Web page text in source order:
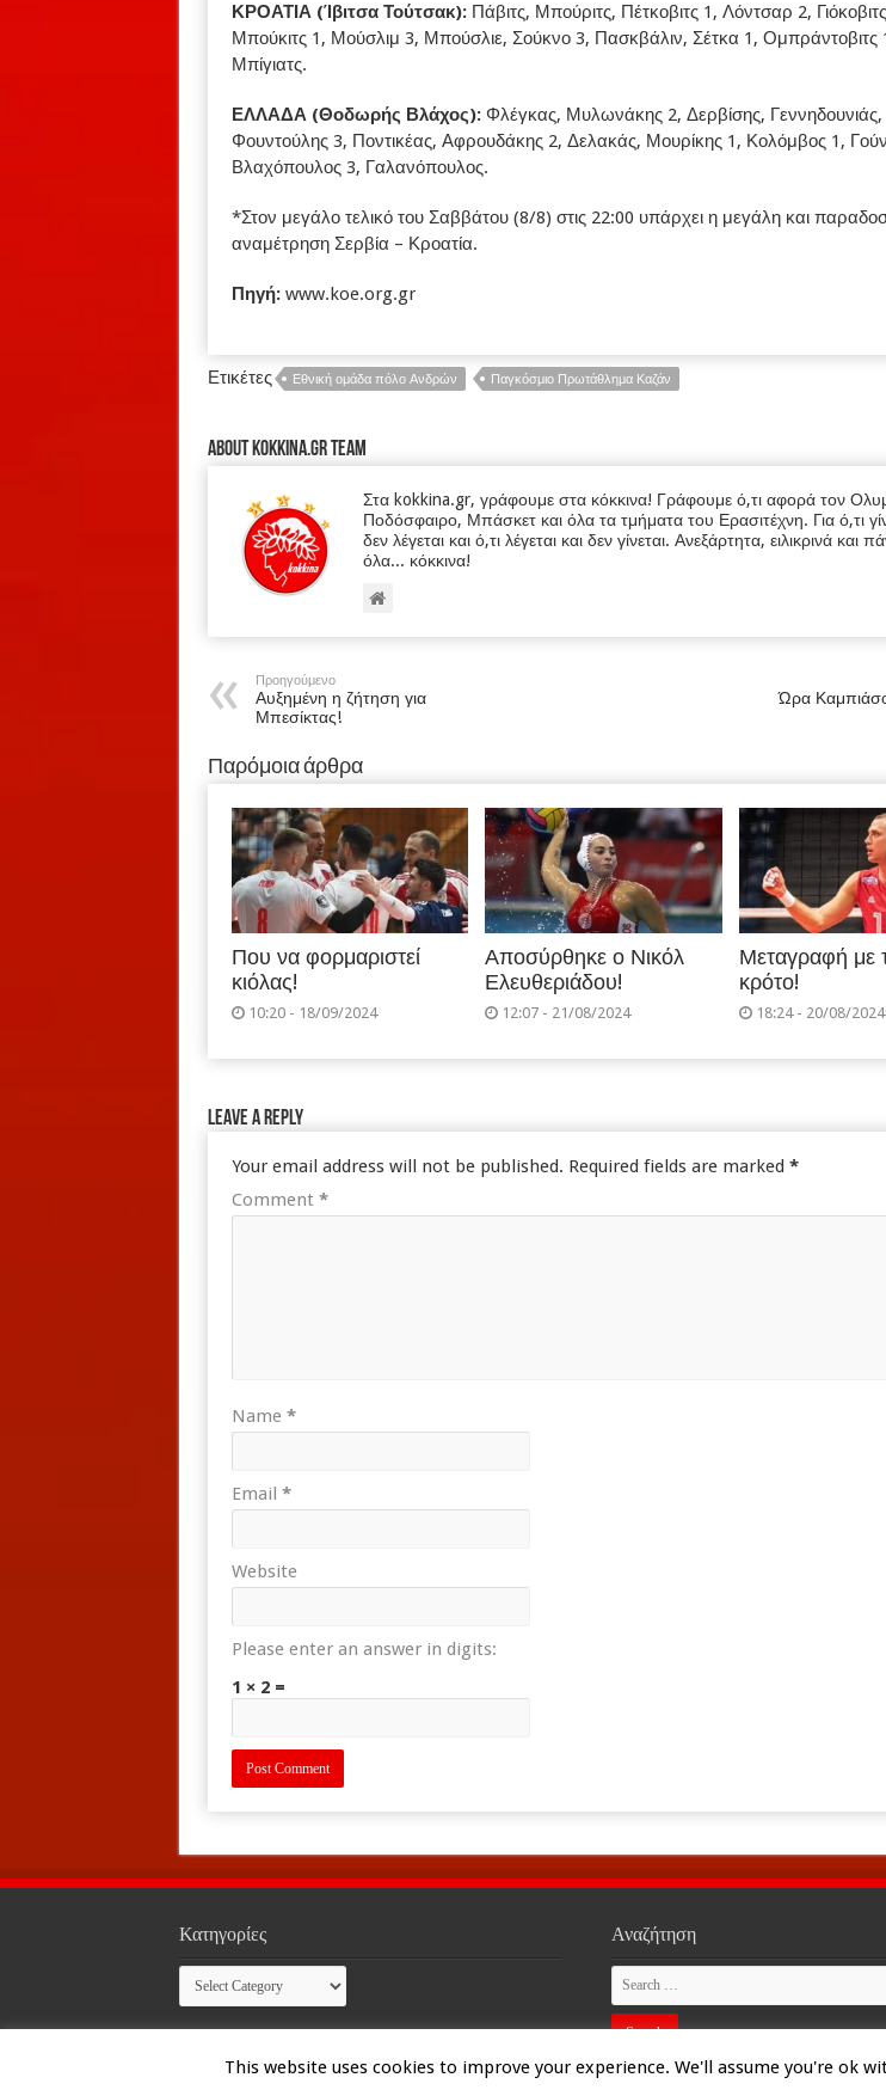
ΚΡΟΑΤΙΑ (Ίβιτσα Τούτσακ):Πάβιτς, Μπούριτς, Πέτκοβιτς 1, Λόντσαρ 2,
Μπούκιτς 1, Μούσλιμ 3, Μπούσλιε, Σούκνο 3, Πασκβάλιν, Σέτκα 1, Ομπράντοβιτς
Μπίγιατς.
ΕΛΛΑΔΑ (Θοδωρής Βλάχος):Φλέγκας, Μυλωνάκης 2, Δερβίσης, Γεννηδουνιάς,
Φουντούλης 3, Ποντικέας, Αφρουδάκης 2, Δελακάς, Μουρίκης 1, Κολόμβος 1,
Βλαχόπουλος 3, Γαλανόπουλος.
*Στον μεγάλο τελικό του Σαββάτου (8/8) στις 22:00 υπάρχει η μεγάλη και
αναμέτρηση Σερβία – Κροατία.
Πηγή:www.koe.org.gr
Ετικέτες Εθνική ομάδα πόλο Ανδρών Παγκόσμιο Πρωτάθλημα Καζάν
About kokkina.gr TEAM
Στα kokkina.gr, γράφουμε στα κόκκινα! Γράφουμε ό,τι αφορά τον
Ποδόσφαιρο, Μπάσκετ και όλα τα τμήματα του Ερασιτέχνη. Για ό,τι
δεν λέγεται και ό,τι λέγεται και δεν γίνεται. Ανεξάρτητα, ειλικρινά και
όλα... κόκκινα!
Προηγούμενο
Αυξημένη η ζήτηση για
Μπεσίκτας!
Ώρα
Παρόμοια άρθρα
Που να φορμαριστεί
κιόλας!
10:20 - 18/09/2024
Αποσύρθηκε ο Νικόλ
Ελευθεριάδου!
12:07 - 21/08/2024
Μεταγραφή με
κρότο!
18:24 - 20/08/2024
Leave a Reply
Your email address will not be published. Required fields are marked *
Comment *
Name *
Email *
Website
Please enter an answer in digits:
1 × 2 =
Κατηγορίες
Κατηγορίες
Αναζήτηση
This website uses cookies to improve your experience. We'll assume you're ok